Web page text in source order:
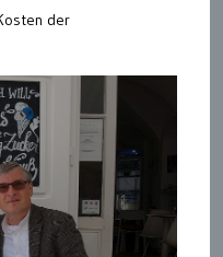
der